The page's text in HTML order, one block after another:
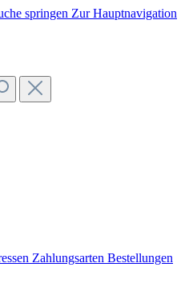
springen Zur Hauptnavigation
Zahlungsarten Bestellungen